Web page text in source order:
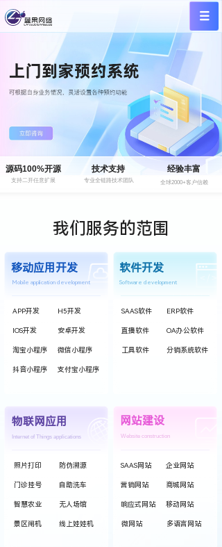
技术支持 经验丰富
源码100%开源
支持二开任意扩展 全球2000+客户信赖
专业全链路技术团队
移动应用开发
我们服务的范围
Mobile application development
APP开发 H5开发
安卓开发
IOS开发
微信小程序
淘宝小程序
支付宝小程序
抖音小程序
Software development
SAAS软件 ERP软件
OA办公软件
直播软件
分销系统软件
工具软件
软件开发
Internet of Things applications
照片打印 防伪溯源
自助洗车
门诊挂号
无人场馆
智慧农业
线上娃娃机
景区闸机
物联网应用
Website construction
SAAS网站 企业网站
商城网站
营销网站
移动网站
响应式网站
多语言网站
微网站
网站建设